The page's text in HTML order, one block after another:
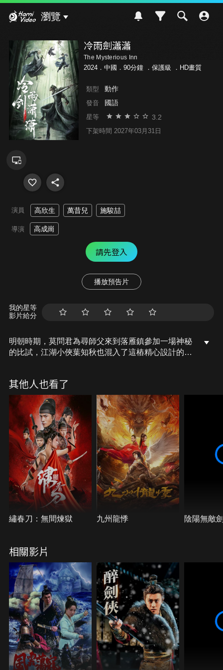
瀏覽
冷雨劍瀟瀟
The Mysterious Inn
2024．中國．90分鐘 ． 保護級 ．HD畫質
類型 動作
發音 國語
星等 3.2
下架時間 2027年03月31日
演員 高欣生 萬昔兒 施駿喆
導演 高成崗
請先登入
播放預告片
我的星等
影片給分
明朝時期，莫問君為尋師父來到落雁鎮參加一場神秘
的比試，江湖小俠葉知秋也混入了這樁精心設計的陰
其他人也看了
繡春刀：無間煉獄 九州龍悸 陰陽無敵
相關影片